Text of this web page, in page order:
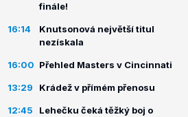
finále!
16:14
Knutsonová největší titul
nezískala
16:00 Přehled Masters v Cincinnati
13:29 Krádež v přímém přenosu
12:45
Lehečku čeká těžký boj o